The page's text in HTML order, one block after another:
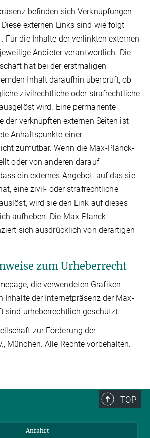
befinden sich Verknüpfungen
externen Links sind wie folgt
. Für die Inhalte der verlinkten externen
Anbieter verantwortlich. Die
hat bei der erstmaligen
Inhalt daraufhin überprüft, ob
zivilrechtliche oder strafrechtliche
wird. Eine permanente
der verknüpften externen Seiten ist
Anhaltspunkte einer
zumutbar. Wenn die Max-Planck-
oder von anderen darauf
ein externes Angebot, auf das sie
eine zivil- oder strafrechtliche
wird sie den Link auf dieses
aufheben. Die Max-Planck-
sich ausdrücklich von derartigen
zum Urheberrecht
die verwendeten Grafiken
Inhalte der Internetpräsenz der Max-
sind urheberrechtlich geschützt.
zur Förderung der
München. Alle Rechte vorbehalten.
TOP
Anfahrt